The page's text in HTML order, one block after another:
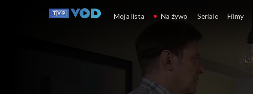
Klan
Moja lista Na żywo Seriale Filmy